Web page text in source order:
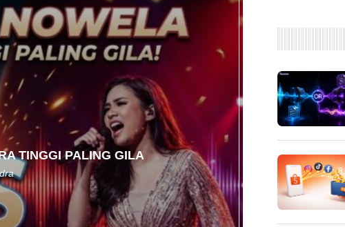
TINGGI PALING GILA